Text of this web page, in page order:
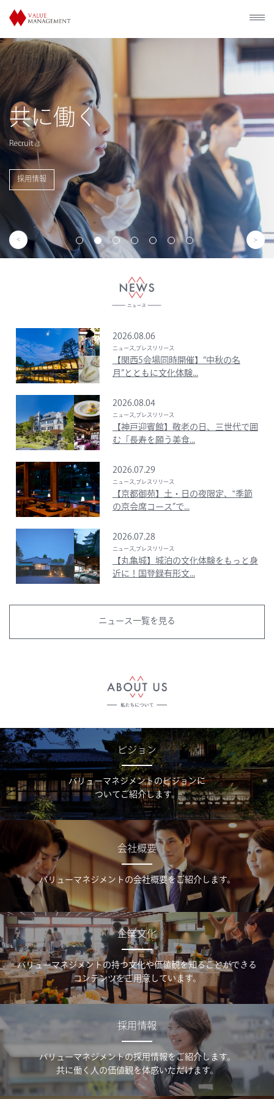
歴史的建造物
利活用
Utilization of Historical Facilities
事業概要を見る
2026.08.06
ニュース,プレスリリース
【関西5会場同時開催】“中秋の名
月”とともに文化体験...
2026.08.04
ニュース,プレスリリース
【神戸迎賓館】敬老の日、三世代で囲
む「長寿を願う美食...
2026.07.29
ニュース,プレスリリース
【京都御苑】土・日の夜限定、‟季節
の京会席コース”で...
2026.07.28
ニュース,プレスリリース
【丸亀城】城泊の文化体験をもっと身
近に！国登録有形文...
ニュース一覧を見る
ビジョン
バリューマネジメントのビジョンに
ついてご紹介します。
会社概要
バリューマネジメントの会社概要をご紹介します。
企業文化
バリューマネジメントの持つ文化や価値観を知ることができる
コンテンツをご用意しています。
採用情報
バリューマネジメントの採用情報をご紹介します。
共に働く人の価値観を体感いただけます。